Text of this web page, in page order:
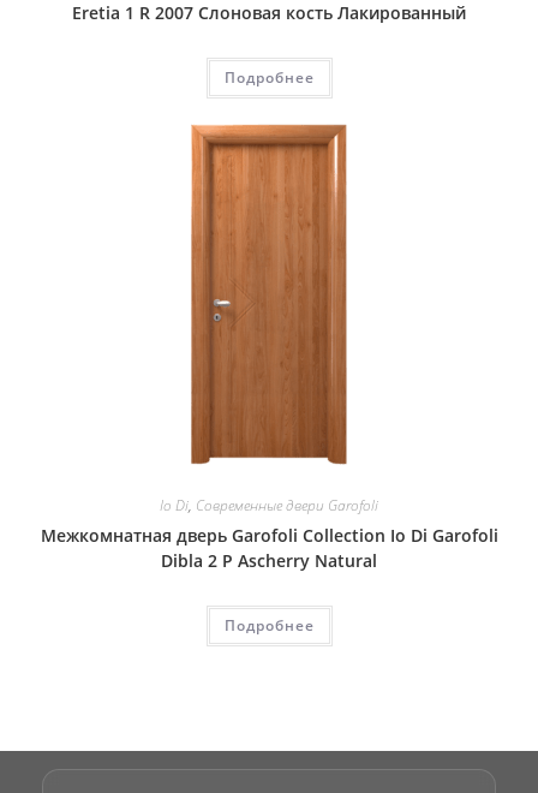
Eretia 1 R 2007 Слоновая кость Лакированный
Подробнее
Io Di, Современные двери Garofoli
Межкомнатная дверь Garofoli Collection Io Di Garofoli
Dibla 2 P Ascherry Natural
Подробнее